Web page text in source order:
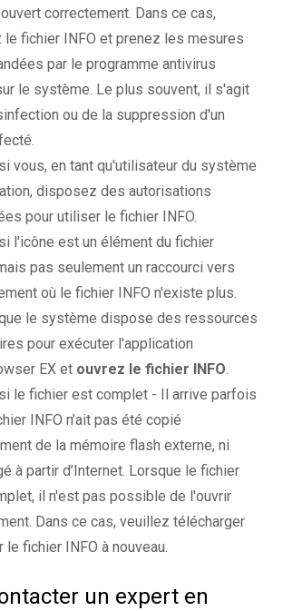
correctement. Dans ce cas,
le fichier INFO et prenez les mesures
par le programme antivirus
le système. Le plus souvent, il s'agit
ou de la suppression d'un
vous, en tant qu'utilisateur du système
disposez des autorisations
pour utiliser le fichier INFO.
l'icône est un élément du fichier
pas seulement un raccourci vers
où le fichier INFO n'existe plus.
le système dispose des ressources
pour exécuter l'application
EX et ouvrez le fichier INFO.
le fichier est complet - Il arrive parfois
INFO n’ait pas été copié
de la mémoire flash externe, ni
à partir d’Internet. Lorsque le fichier
il n'est pas possible de l'ouvrir
Dans ce cas, veuillez télécharger
le fichier INFO à nouveau.
un expert en